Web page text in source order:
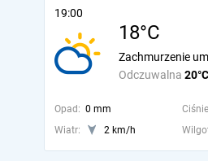
19:00
18°C
Odczuwalna 20°C
Zachmurzenie
Opad: 0 mm
Wiatr:
2 km/h